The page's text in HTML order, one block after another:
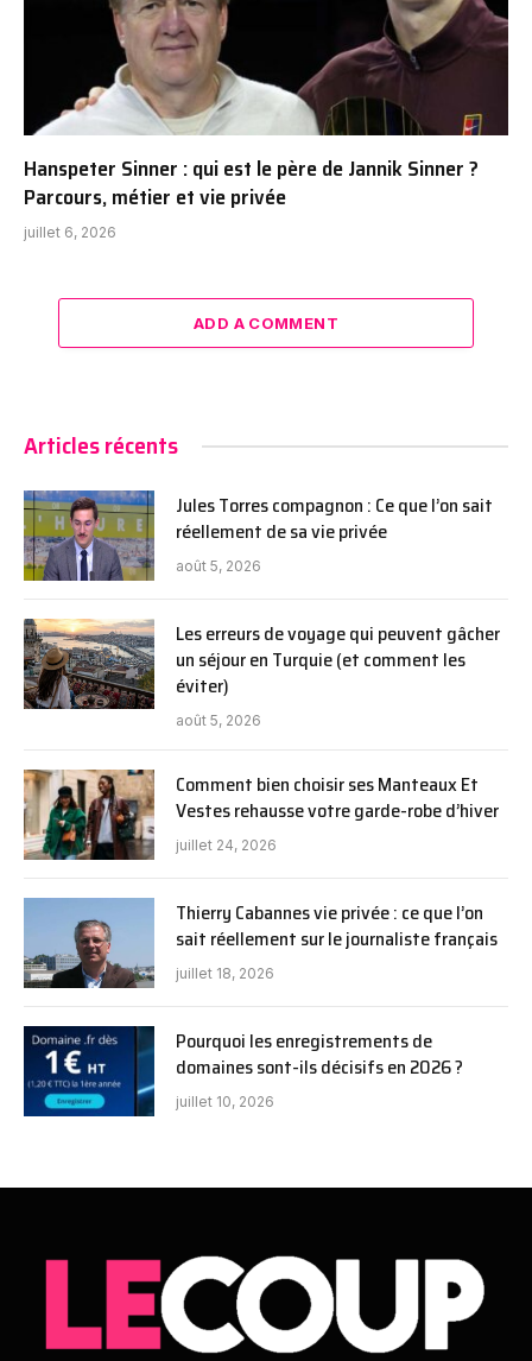
Hanspeter Sinner : qui est le père de Jannik Sinner ?
Parcours, métier et vie privée
juillet 6, 2026
ADD A COMMENT
Articles récents
Jules Torres compagnon : Ce que l’on sait
réellement de sa vie privée
août 5, 2026
Les erreurs de voyage qui peuvent gâcher
un séjour en Turquie (et comment les
éviter)
août 5, 2026
Comment bien choisir ses Manteaux Et
Vestes rehausse votre garde-robe d’hiver
juillet 24, 2026
Thierry Cabannes vie privée : ce que l’on
sait réellement sur le journaliste français
juillet 18, 2026
Pourquoi les enregistrements de
domaines sont-ils décisifs en 2026 ?
juillet 10, 2026